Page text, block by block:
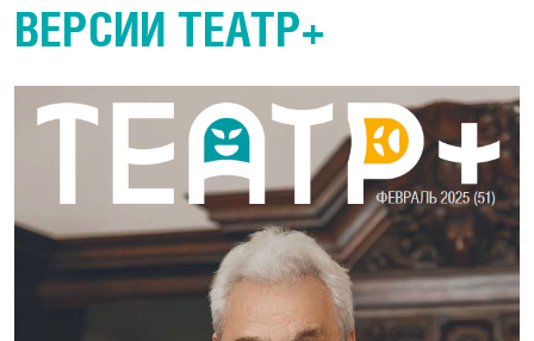
ВЕРСИИ ТЕАТР+